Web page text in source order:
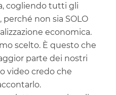
cogliendo tutti gli
non sia SOLO
economica.
scelto. È questo che
parte dei nostri
video credo che